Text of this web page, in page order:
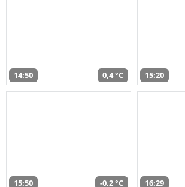
14:50 0,4 °C 15:20
15:50 -0,2 °C 16:29